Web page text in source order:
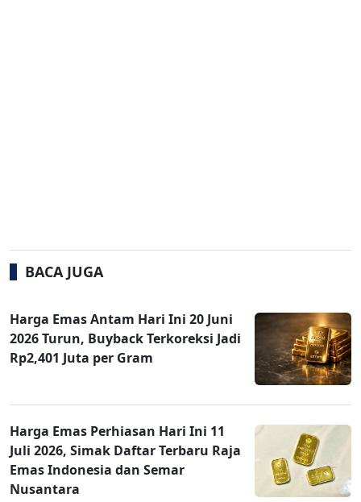
BACA JUGA
Harga Emas Antam Hari Ini 20 Juni
2026 Turun, Buyback Terkoreksi Jadi
Rp2,401 Juta per Gram
Harga Emas Perhiasan Hari Ini 11
Juli 2026, Simak Daftar Terbaru Raja
Emas Indonesia dan Semar
Nusantara